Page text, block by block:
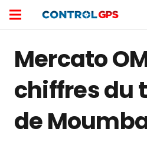
Mercato
chiffres du
de